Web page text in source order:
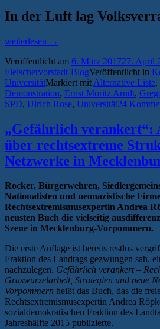
In der Luft lag
„Axel
kalkulierter
Tabubruch
bei
Pro-
Arndt-
weiterlesen →
Veröffentlicht am 6. März 201727. April
Fleischervorstadt-BlogVeröffentlicht in
UniversitätMarkiert mit Alternative Liste,
Demonstration, Ernst Moritz Arndt,
SPD, Ulrich Rose, Universität24
„Gefährlich verankert“:
über rechtsextreme
Netzwerke in
Rocker, Bürgerwehren,
Nationalisten und neonazistische
Rechtsextremismusexpertin Andrea
neusten Buch die vielseitig
Szene in Mecklenburg-Vorpommern.
Die erste Auflage ist bereits restlos
Fraktion des Landtags gezwungen sah,
nachzulegen. Gefährlich verankert –
Graswurzelarbeit, Strategien und neue
Vorpommern heißt das Buch, das die
Rechtsextremismusexpertin Andrea
sozialdemokratischen Fraktion des
Jahreshälfte 2015 publizierte.